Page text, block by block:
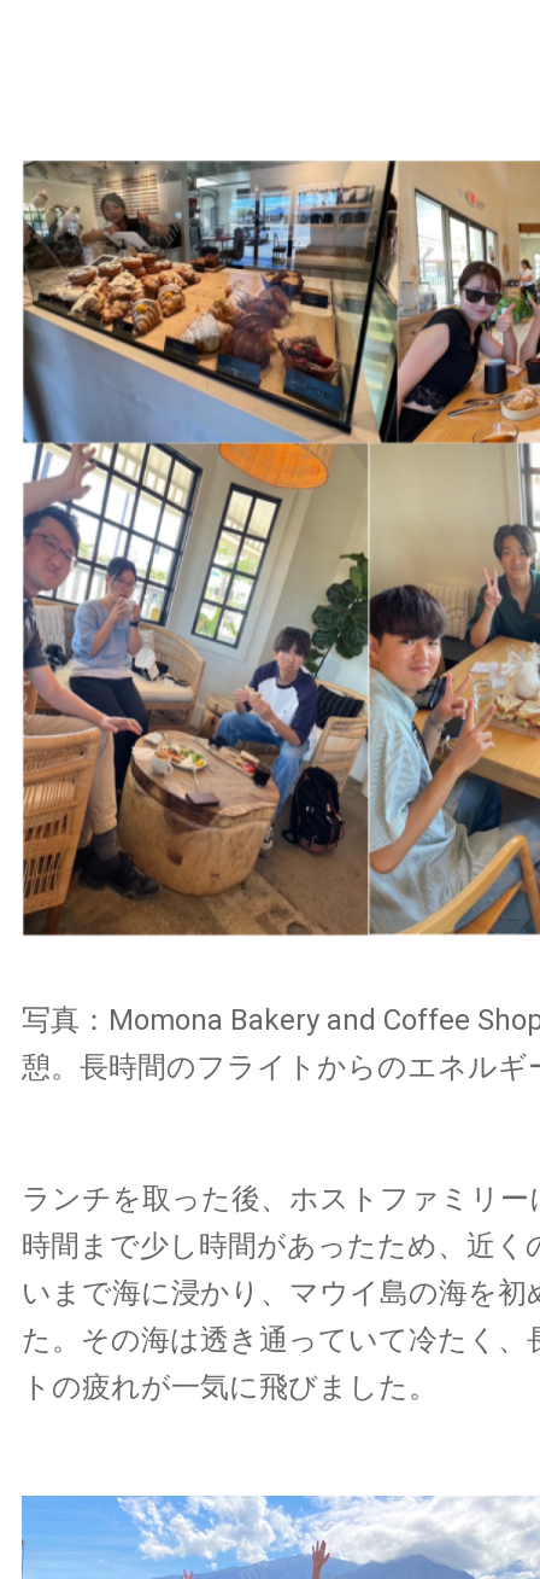
写真：Momona Bakery and Coffee
憩。長時間のフライトからのエネルギ
ランチを取った後、ホストファミリ
時間まで少し時間があったため、近く
いまで海に浸かり、マウイ島の海を初
た。その海は透き通っていて冷たく、
トの疲れが一気に飛びました。